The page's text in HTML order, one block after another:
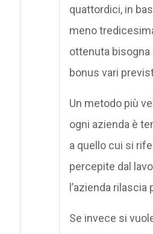
quattordici, in
meno
ottenuta
bonus vari
Un metodo più
ogni azienda è
a quello cui si
percepite dal
l’azienda
Se invece si